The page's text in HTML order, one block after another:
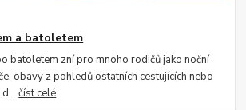
a batoletem
batoletem zní pro mnoho rodičů jako noční
obavy z pohledů ostatních cestujících nebo
d...číst celé